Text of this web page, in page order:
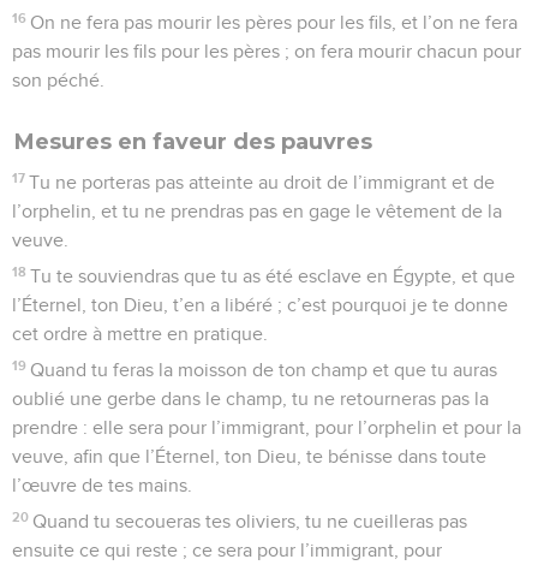
prendre possession, tu effaceras la mémoire d’Amalec de
dessous les cieux : ne l’oublie pas.
Deutéronome 26
Seuls les Évangiles sont disponibles en vidéo pour le moment.
Les premiers produits du sol. La confession
de foi
1 Lorsque tu seras entré dans le pays que l’Éternel, ton Dieu,
te donne pour héritage, lorsque tu en prendras possession et
que tu l’habiteras,
2 Tu prendras des prémices de tous les fruits que tu retireras
du sol dans le pays que l’Éternel, ton Dieu, te donne, tu les